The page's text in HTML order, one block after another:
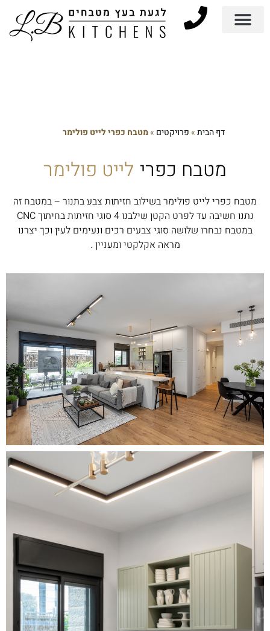
דף הבית»פרויקטים »מטבח כפרי לייט פולימר
מטבח כפרי לייט פולימר
מטבח כפרי לייט פולימר בשילוב חזיתות צבע בתנור – במטבח זה
נתנו חשיבה עד לפרט הקטן שילבנו 4 סוגי חזיתות בחיתוך CNC
במטבח נבחרו שלושה סוגי צבעים רכים ונעימים לעין וכך יצרנו
מראה אקלקטי ומעניין .